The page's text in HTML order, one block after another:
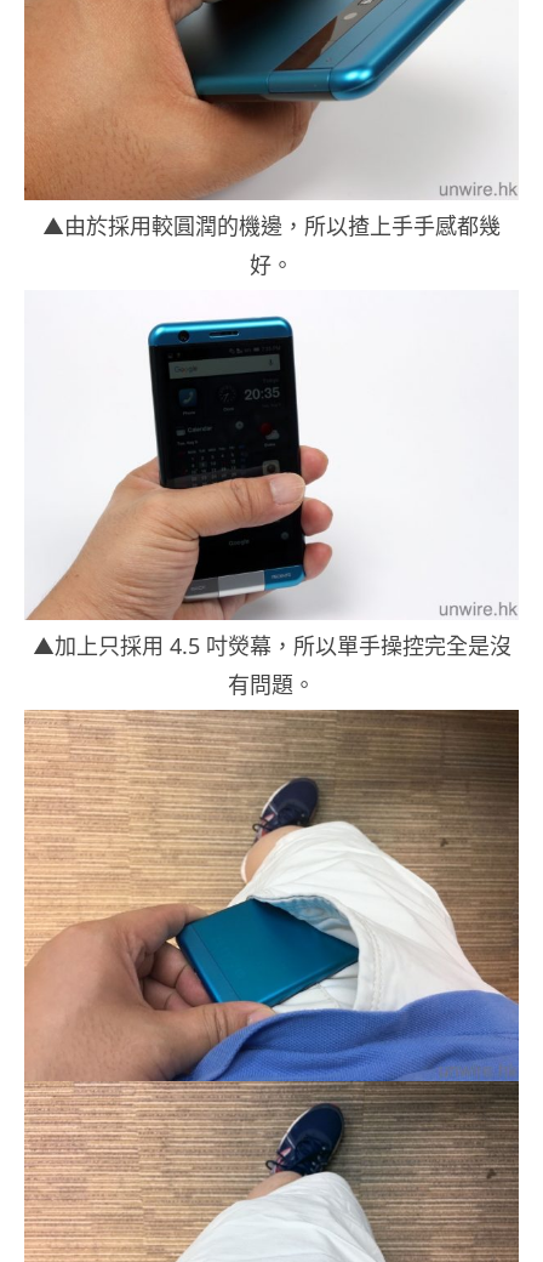
▲由於採用較圓潤的機邊，所以揸上手手感都幾
好。
▲加上只採用 4.5 吋熒幕，所以單手操控完全是沒
有問題。